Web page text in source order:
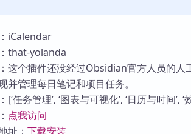
iCalendar
that-yolanda
这个插件还没经过Obsidian官方人员的人
并管理每日笔记和项目任务。
[‘任务管理’, ‘图表与可视化’, ‘日历与时间’,
点我访问
址： 下载安装